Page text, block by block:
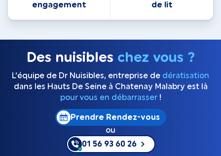
engagement
de lit
Des nuisibles chez vous ?
L’équipe de Dr Nuisibles, entreprise de dératisation
dans les Hauts De Seine à Chatenay Malabry est là
pour vous en débarrasser!
Prendre Rendez-vous
ou
01 56 93 60 26